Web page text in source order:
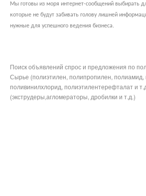
Мы готовы из моря интернет-сообщений выбирать
которые не будут забивать голову лишней
нужные для успешного ведения бизнеса.
Поиск объявлений спрос и предложения по
Сырье (полиэтилен, полипропилен, полиамид,
поливинилхлорид, полиэтилентерефталат и
(экструдеры,агломераторы, дробилки и т.д.)